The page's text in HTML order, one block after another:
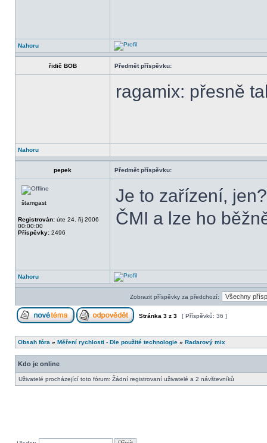
Nahoru
řidič BOB Předmět příspěvku:
ragamix: přesně
Nahoru
pepek Předmět příspěvku:
štamgast
Registrován: úte 24. říj 2006
00:00:00
Příspěvky: 2496
Je to zařízení,
ČMI a lze ho
Nahoru
Zobrazit příspěvky za předchozí:
Stránka 3 z 3 [ Příspěvků: 36 ]
Obsah fóra » Měření rychlosti - Dle použité technologie » Radarový mix
Kdo je online
Uživatelé procházející toto fórum: Žádní registrovaní uživatelé a 2 návštevníků